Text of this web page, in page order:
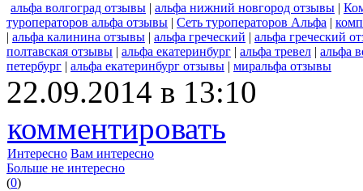
альфа волгоград отзывы | альфа нижний новгород отзывы |
туроператоров альфа отзывы | Сеть туроператоров Альфа |
| альфа калинина отзывы | альфа греческий | альфа греческий
полтавская отзывы | альфа екатеринбург | альфа тревел | альфа
петербург | альфа екатеринбург отзывы | миральфа отзывы
22.09.2014 в 13:10
комментировать
Интересно Вам интересно
Больше не интересно
(0)